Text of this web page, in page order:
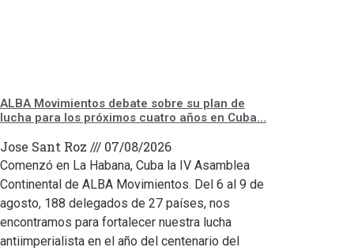
ALBA Movimientos debate sobre su plan de
lucha para los próximos cuatro años en Cuba…
Jose Sant Roz 07/08/2026
Comenzó en La Habana, Cuba la IV Asamblea
Continental de ALBA Movimientos. Del 6 al 9 de
agosto, 188 delegados de 27 países, nos
encontramos para fortalecer nuestra lucha
antiimperialista en el año del centenario del